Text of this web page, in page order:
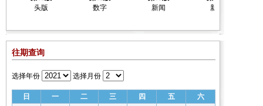
头版
数字
新闻
新闻
往期查询
选择年份 选择月份
日 一 二 三 四 五 六